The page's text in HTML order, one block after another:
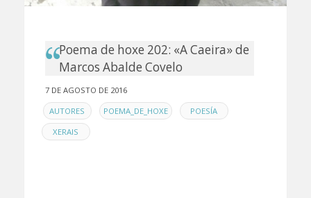
Poema de hoxe 202: «A Caeira» de
Marcos Abalde Covelo
7 DE AGOSTO DE 2016
EN AUTORES , POEMA_DE_HOXE , POESÍA ,
XERAIS